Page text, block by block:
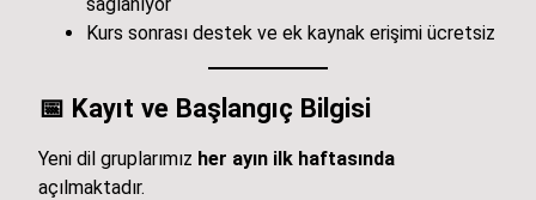
Kurs sonrası destek ve ek kaynak erişimi ücretsiz
📅 Kayıt ve Başlangıç Bilgisi
Yeni dil gruplarımız her ayın ilk haftasında
açılmaktadır.